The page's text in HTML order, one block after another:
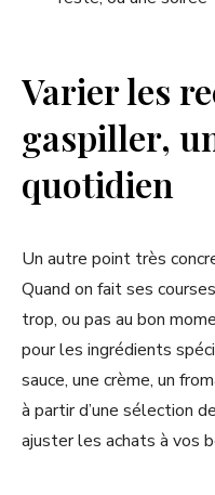
Varier les
gaspiller,
quotidien
Un autre point très
Quand on fait ses
trop, ou pas au bon
pour les ingrédients
sauce, une crème, un
à partir d’une sélection
ajuster les achats à vos